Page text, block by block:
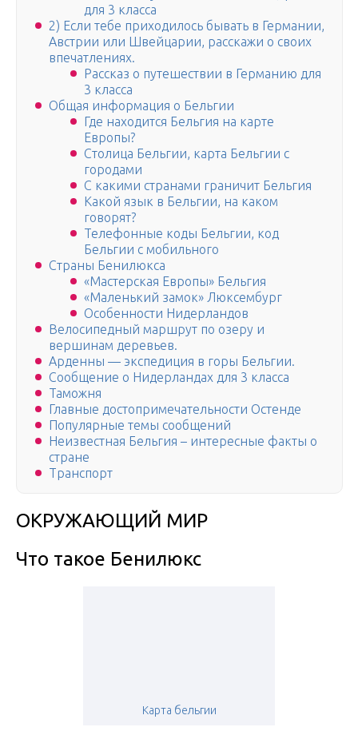
для 3 класса
2) Если тебе приходилось бывать в Германии,
Австрии или Швейцарии, расскажи о своих
впе­чатлениях.
Рассказ о путешествии в Германию для
3 класса
Общая информация о Бельгии
Где находится Бельгия на карте
Европы?
Столица Бельгии, карта Бельгии с
городами
С какими странами граничит Бельгия
Какой язык в Бельгии, на каком
говорят?
Телефонные коды Бельгии, код
Бельгии с мобильного
Страны Бенилюкса
«Мастерская Европы» Бельгия
«Маленький замок» Люксембург
Особенности Нидерландов
Велосипедный маршрут по озеру и
вершинам деревьев.
Арденны — экспедиция в горы Бельгии.
Сообщение о Нидерландах для 3 класса
Таможня
Главные достопримечательности Остенде
Популярные темы сообщений
Неизвестная Бельгия – интересные факты о
стране
Транспорт
ОКРУЖАЮЩИЙ МИР
Что такое Бенилюкс
Карта бельгии